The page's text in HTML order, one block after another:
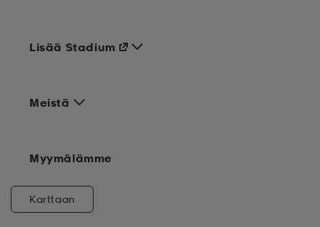
Meistä
Lisää Stadium
Myymälämme
Karttaan